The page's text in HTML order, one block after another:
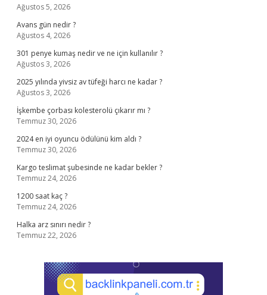
Ağustos 5, 2026
Avans gün nedir ?
Ağustos 4, 2026
301 penye kumaş nedir ve ne için kullanılır ?
Ağustos 3, 2026
2025 yılında yivsiz av tüfeği harcı ne kadar ?
Ağustos 3, 2026
İşkembe çorbası kolesterolü çıkarır mı ?
Temmuz 30, 2026
2024 en iyi oyuncu ödülünü kim aldı ?
Temmuz 30, 2026
Kargo teslimat şubesinde ne kadar bekler ?
Temmuz 24, 2026
1200 saat kaç ?
Temmuz 24, 2026
Halka arz sınırı nedir ?
Temmuz 22, 2026